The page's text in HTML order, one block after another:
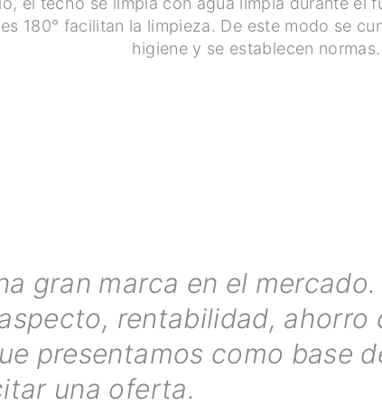
180° facilitan la limpieza. De este modo se
higiene y se establecen normas.
gran marca en el
rentabilidad, ahorro
presentamos como base
una oferta.